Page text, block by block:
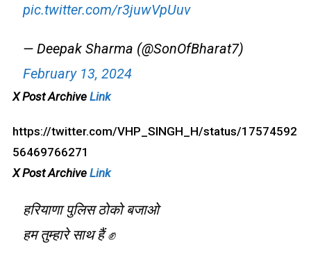
pic.twitter.com/r3juwVpUuv
— Deepak Sharma (@SonOfBharat7)
February 13, 2024
X Post Archive Link
https://twitter.com/VHP_SINGH_H/status/17574592
56469766271
X Post Archive Link
हरियाणा पुलिस ठोको बजाओ
हम तुम्हारे साथ हैं ✊